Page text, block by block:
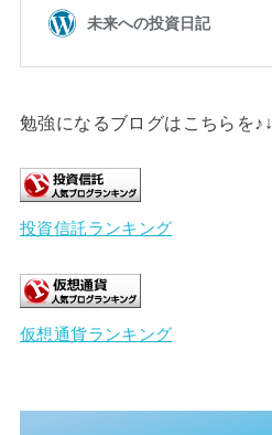
勉強になるブログはこちらを♪↓
投資信託ランキング
仮想通貨ランキング